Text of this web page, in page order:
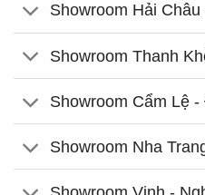
Showroom Hải
Showroom Thanh
Showroom Cẩm Lệ
Showroom Nha